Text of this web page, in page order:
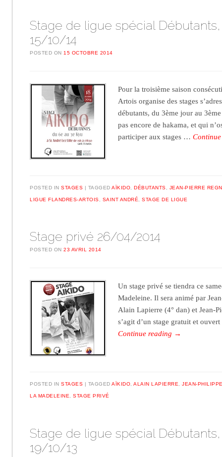
Stage de ligue spécial
15/10/14
POSTED ON 15 OCTOBRE 2014
Pour la troisième saison
Artois organise des stages
débutants, du 3ème jour au
pas encore de hakama, et qui
participer aux stages …
POSTED INSTAGES TAGGEDAÏKIDO ,DÉBUTANTS JEAN-PIERRE
LIGUE FLANDRES-ARTOIS SAINT ANDRÉ ,STAGE DE LIGUE
Stage privé 26/04/2014
POSTED ON23 AVRIL 2014
Un stage privé se tiendra ce
Madeleine. Il sera animé par
Alain Lapierre (4° dan) et Jean-
s’agit d’un stage gratuit et
Continue reading →
POSTED INSTAGES TAGGEDAÏKIDO,ALAIN LAPIERRE,JEAN-
LA MADELEINE,STAGE PRIVÉ
Stage de ligue spécial
19/10/13